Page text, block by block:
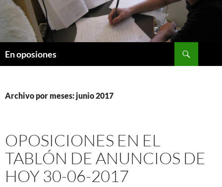
Saltar
contenido
En oposiones
Archivo por meses: junio 2017
OPOSICIONES EN EL
TABLÓN DE ANUNCIOS DE
HOY 30-06-2017